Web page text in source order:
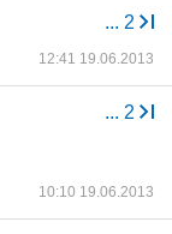
... 2
12:41 19.06.2013
... 2
10:10 19.06.2013